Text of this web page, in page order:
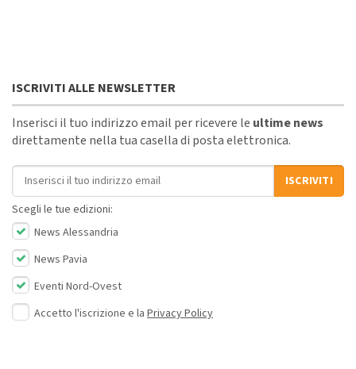
ISCRIVITI ALLE NEWSLETTER
Inserisci il tuo indirizzo email per ricevere le ultime news
direttamente nella tua casella di posta elettronica.
Indirizzo email
ISCRIVITI
Scegli le tue edizioni:
News Alessandria
News Pavia
Eventi Nord-Ovest
Accetto l'iscrizione e la Privacy Policy